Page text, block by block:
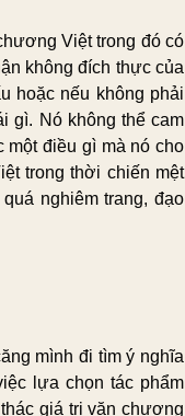
Việt trong đó có
không đích thực của
hoặc nếu không phải
gì. Nó không thể cam
một điều gì mà nó cho
trong thời chiến mệt
nghiêm trang, đạo
mình đi tìm ý nghĩa
lựa chọn tác phẩm
giá trị văn chương